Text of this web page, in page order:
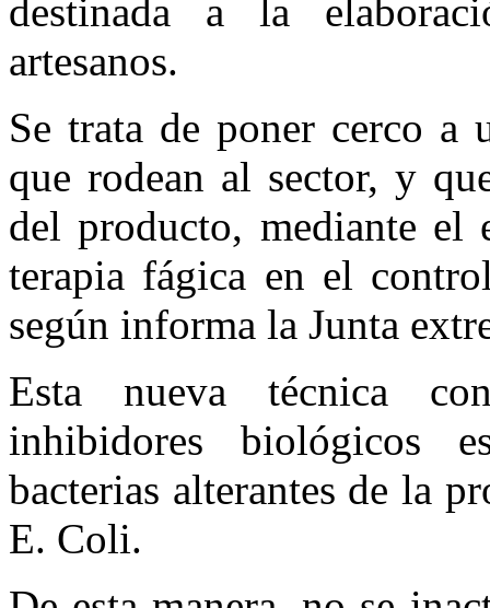
destinada a la
artesanos.
Se trata de poner cerco a
que rodean al sector, y
del producto, mediante el
terapia fágica en el
según informa la Junta
Esta nueva técnica
inhibidores biológicos
bacterias alterantes de la
E. Coli.